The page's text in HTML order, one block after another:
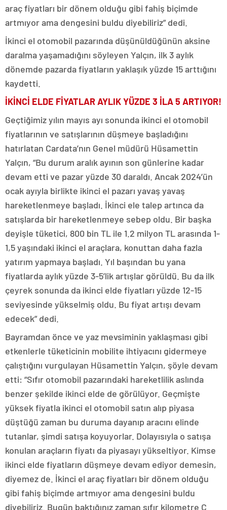
araç fiyatları bir dönem olduğu gibi fahiş biçimde
artmıyor ama dengesini buldu diyebiliriz” dedi.
İkinci el otomobil pazarında düşünüldüğünün aksine
daralma yaşamadığını söyleyen Yalçın, ilk 3 aylık
dönemde pazarda fiyatların yaklaşık yüzde 15 arttığını
kaydetti.
İKİNCİ ELDE FİYATLAR AYLIK YÜZDE 3 İLA 5 ARTIYOR!
Geçtiğimiz yılın mayıs ayı sonunda ikinci el otomobil
fiyatlarının ve satışlarının düşmeye başladığını
hatırlatan Cardata’nın Genel müdürü Hüsamettin
Yalçın, “Bu durum aralık ayının son günlerine kadar
devam etti ve pazar yüzde 30 daraldı. Ancak 2024’ün
ocak ayıyla birlikte ikinci el pazarı yavaş yavaş
hareketlenmeye başladı. İkinci ele talep artınca da
satışlarda bir hareketlenmeye sebep oldu. Bir başka
deyişle tüketici, 800 bin TL ile 1.2 milyon TL arasında 1-
1,5 yaşındaki ikinci el araçlara, konuttan daha fazla
yatırım yapmaya başladı. Yıl başından bu yana
fiyatlarda aylık yüzde 3-5’lik artışlar görüldü. Bu da ilk
çeyrek sonunda da ikinci elde fiyatları yüzde 12-15
seviyesinde yükselmiş oldu. Bu fiyat artışı devam
edecek” dedi.
Bayramdan önce ve yaz mevsiminin yaklaşması gibi
etkenlerle tüketicinin mobilite ihtiyacını gidermeye
çalıştığını vurgulayan Hüsamettin Yalçın, şöyle devam
etti: “Sıfır otomobil pazarındaki hareketlilik aslında
benzer şekilde ikinci elde de görülüyor. Geçmişte
yüksek fiyatla ikinci el otomobil satın alıp piyasa
düştüğü zaman bu duruma dayanıp aracını elinde
tutanlar, şimdi satışa koyuyorlar. Dolayısıyla o satışa
konulan araçların fiyatı da piyasayı yükseltiyor. Kimse
ikinci elde fiyatların düşmeye devam ediyor demesin,
diyemez de. İkinci el araç fiyatları bir dönem olduğu
gibi fahiş biçimde artmıyor ama dengesini buldu
diyebiliriz. Bugün baktığınız zaman sıfır kilometre C